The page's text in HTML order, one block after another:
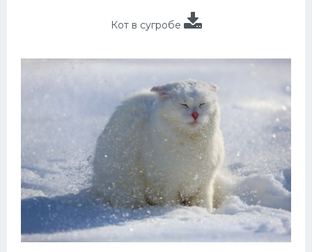
Кот в сугробе